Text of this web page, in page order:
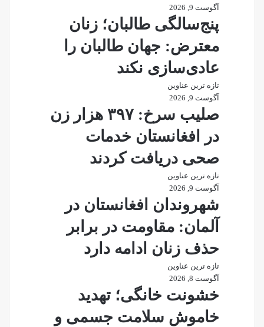
آگوست 9, 2026
پنج‌سالگی طالبان؛ زنان
معترض: جهان طالبان را
عادی‌سازی نکند
تازه ترین عناوین
آگوست 9, 2026
صلیب سرخ: ۳۹۷ هزار زن
در افغانستان خدمات
صحی دریافت کردند
تازه ترین عناوین
آگوست 9, 2026
شهروندان افغانستان در
آلمان: مقاومت در برابر
حذف زنان ادامه دارد
تازه ترین عناوین
آگوست 8, 2026
خشونت خانگی؛ تهدید
خاموش سلامت جسمی و